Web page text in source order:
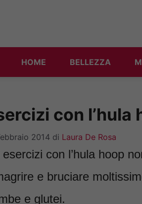
HOME BELLEZZA
con
2014 di Laura De Rosa
esercizi con l’hula hoop
e bruciare
e glutei.